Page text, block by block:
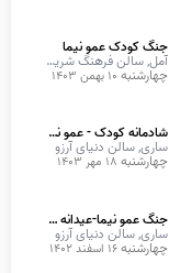
جنگ کودک عمو نیما
آمل, سالن فرهنگ شریف اداره ارشاد
چهارشنبه
شادمانه کودک - عمو نیما
ساری, سالن دنیای آرزو
چهارشنبه
جنگ عمو نیما-عیدانه کودک و خانواده
ساری, سالن دنیای آرزو
چهارشنبه16 اسفند 1402